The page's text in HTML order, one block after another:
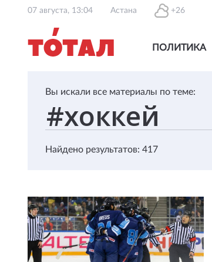
07 августа, 13:04 Астана +26
ПОЛИТИКА
Вы искали все материалы по теме:
Найдено результатов: 417